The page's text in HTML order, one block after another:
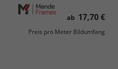
ab 17,70 €
Preis pro Meter Bildumfang